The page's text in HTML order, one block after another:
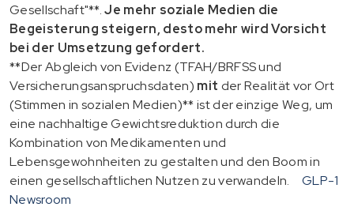
Gesellschaft"**.Je mehr soziale Medien die
Begeisterung steigern, desto mehr wird Vorsicht
bei der Umsetzung gefordert.
**Der Abgleich von Evidenz (TFAH/BRFSS und
Versicherungsanspruchsdaten) mit der Realität vor Ort
(Stimmen in sozialen Medien)** ist der einzige Weg, um
eine nachhaltige Gewichtsreduktion durch die
Kombination von Medikamenten und
Lebensgewohnheiten zu gestalten und den Boom in
einen gesellschaftlichen Nutzen zu verwandeln.
GLP-1
Newsroom